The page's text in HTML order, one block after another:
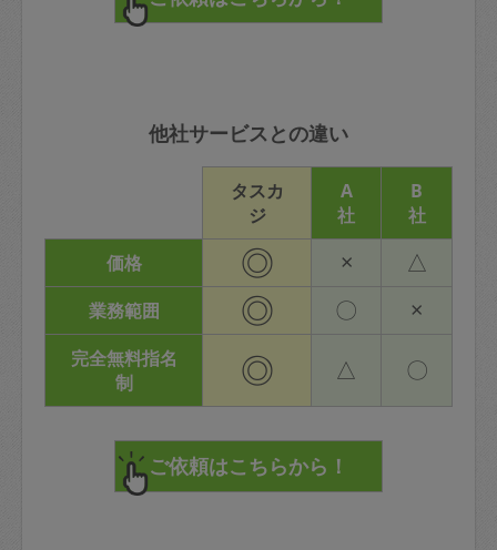
他社サービスとの違い
タスカ
ジ
A
社
B
社
価格
◎ × △
業務範囲 ◎ 〇 ×
完全無料指名
制
◎ △ 〇